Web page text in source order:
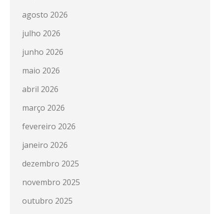
agosto 2026
julho 2026
junho 2026
maio 2026
abril 2026
março 2026
fevereiro 2026
janeiro 2026
dezembro 2025
novembro 2025
outubro 2025